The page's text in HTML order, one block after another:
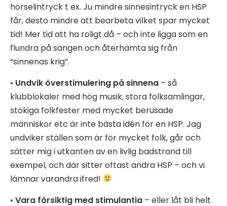
hörselintryck t ex. Ju mindre sinnesintryck en HSP
får, desto mindre att bearbeta vilket spar mycket
tid! Mer tid att ha roligt då – och inte ligga som en
flundra på sängen och återhämta sig från
“sinnenas krig”.
• Undvik överstimulering på sinnena – så
klubblokaler med hög musik, stora folksamlingar,
stökiga folkfester med mycket berusade
människor etc är inte bästa idén för en HSP. Jag
undviker ställen som är för mycket folk, går och
sätter mig i utkanten av en livlig badstrand till
exempel, och där sitter oftast andra HSP – och vi
lämnar varandra ifred!
• Vara försiktig med stimulantia – eller låt bli helt